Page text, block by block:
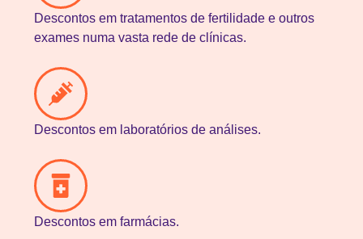
Descontos em tratamentos de fertilidade e outros
exames numa vasta rede de clínicas.
Descontos em laboratórios de análises.
Descontos em farmácias.